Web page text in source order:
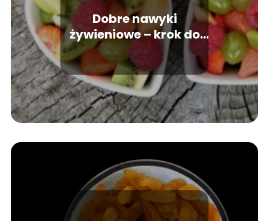
Dobre nawyki
żywieniowe – krok do
zdrowia